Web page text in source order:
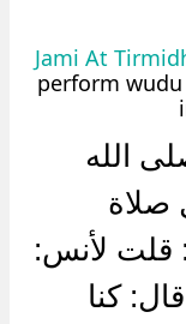
Jami At
perform
الله
صلاة
قلت لأنس:
كنا